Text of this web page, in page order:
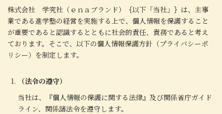
株式会社 学究社（ｅｎａブランド）｛以下「当社」｝は、主事
業である進学塾の経営を実施する上で、個人情報を保護すること
が重要であると認識するとともに社会的責任、責務であると考え
ております。そこで、以下の個人情報保護方針（プライバシーポ
リシー）を制定します。
（法令の遵守）
当社は、『個人情報の保護に関する法律』及び関係省庁ガイド
ライン、関係諸法令を遵守します。